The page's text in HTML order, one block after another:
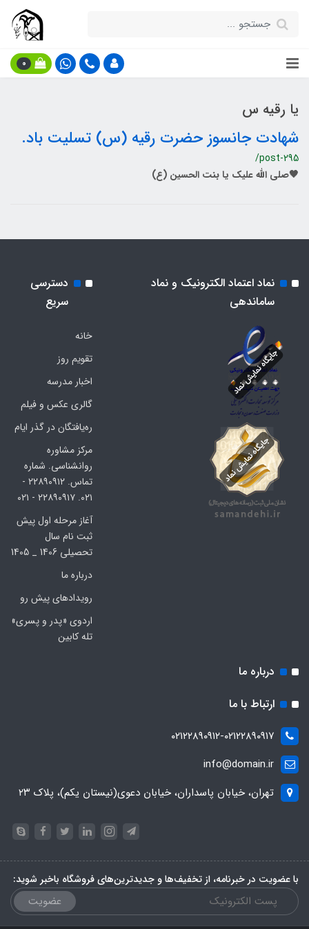
0
یا رقیه س
شهادت جانسوز حضرت رقیه (س) تسلیت باد.
/post-295
🖤صلی الله علیک یا بنت الحسین (ع)
نماد اعتماد الکترونیک و نماد
ساماندهی
دسترسی
سریع
خانه
تقویم روز
اخبار مدرسه
گالری عکس و فیلم
ره‌یافتگان در گذر ایام
مرکز مشاوره
روانشناسی. شماره
تماس. ۲۲۸۹۰۹۱۲ -
۰۲۱. ۲۲۸۹۰۹۱۷ - ۰۲۱
آغاز مرحله اول پیش
ثبت نام سال
تحصیلی 1406 _ 1405
درباره ما
رویدادهای پیش رو
اردوی «پدر و پسری»
تله کابین
درباره ما
ارتباط با ما
۰۲۱۲۲۸۹۰۹۱۲-۰۲۱۲۲۸۹۰۹۱۷
info@domain.ir
تهران، خیابان پاسداران، خیابان دعوی(نیستان یکم)، پلاک ۲۳
با عضویت در خبرنامه، از تخفیف‌ها و جدیدترین‌های فروشگاه باخبر شوید:
عضویت